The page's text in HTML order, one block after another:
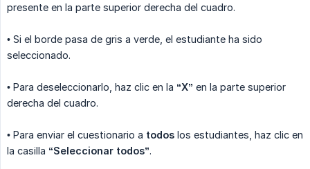
presente en la parte superior derecha del cuadro.
• Si el borde pasa de gris a verde, el estudiante ha sido
seleccionado.
• Para deseleccionarlo, haz clic en la “X” en la parte superior
derecha del cuadro.
• Para enviar el cuestionario a todos los estudiantes, haz clic en
la casilla “Seleccionar todos”.